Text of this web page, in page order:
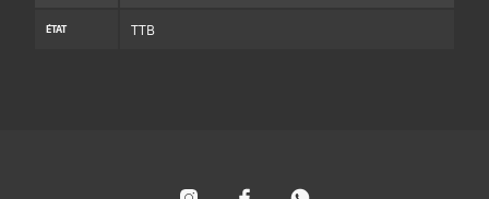
ÉTAT TTB